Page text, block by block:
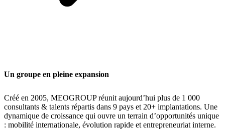
Un groupe en pleine expansion
Créé en 2005, MEOGROUP réunit aujourd’hui plus de 1 000
consultants & talents répartis dans 9 pays et 20+ implantations. Une
dynamique de croissance qui ouvre un terrain d’opportunités unique
: mobilité internationale, évolution rapide et entrepreneuriat interne.